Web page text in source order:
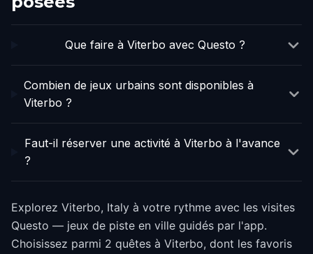
Que faire à Viterbo avec Questo ?
Combien de jeux urbains sont disponibles à
Viterbo ?
Faut-il réserver une activité à Viterbo à l'avance
?
Explorez Viterbo, Italy à votre rythme avec les visites
Questo — jeux de piste en ville guidés par l'app.
Choisissez parmi 2 quêtes à Viterbo, dont les favoris